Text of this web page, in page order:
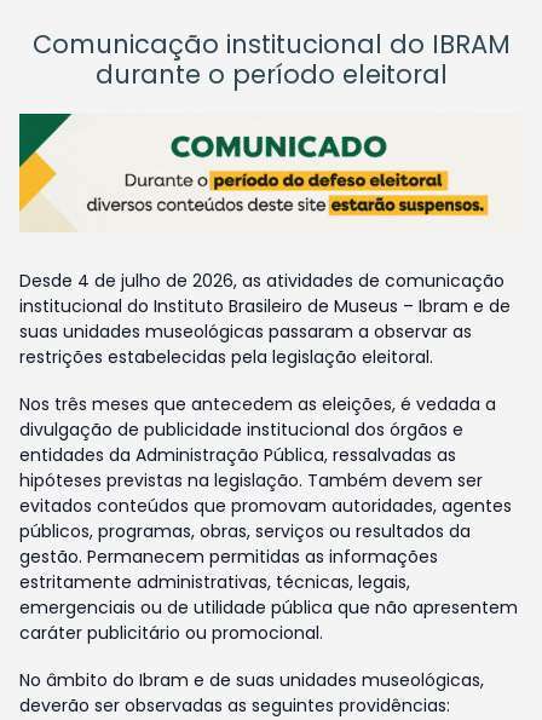
Comunicação institucional do IBRAM
durante o período eleitoral
Desde 4 de julho de 2026, as atividades de comunicação
institucional do Instituto Brasileiro de Museus – Ibram e de
suas unidades museológicas passaram a observar as
restrições estabelecidas pela legislação eleitoral.
Nos três meses que antecedem as eleições, é vedada a
divulgação de publicidade institucional dos órgãos e
entidades da Administração Pública, ressalvadas as
hipóteses previstas na legislação. Também devem ser
evitados conteúdos que promovam autoridades, agentes
públicos, programas, obras, serviços ou resultados da
gestão. Permanecem permitidas as informações
estritamente administrativas, técnicas, legais,
emergenciais ou de utilidade pública que não apresentem
caráter publicitário ou promocional.
No âmbito do Ibram e de suas unidades museológicas,
deverão ser observadas as seguintes providências: